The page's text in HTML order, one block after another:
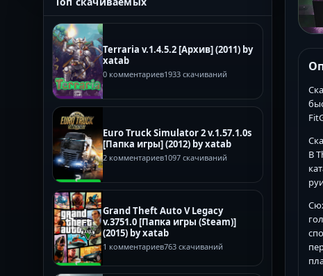
Terraria v.1.4.5.2 [Архив] (2011) by
xatab
0 комментариев1933 скачиваний
Euro Truck Simulator 2 v.1.57.1.0s
[Папка игры] (2012) by xatab
2 комментариев1097 скачиваний
Grand Theft Auto V Legacy
v.3751.0 [Папка игры (Steam)]
(2015) by xatab
1 комментариев763 скачиваний
В